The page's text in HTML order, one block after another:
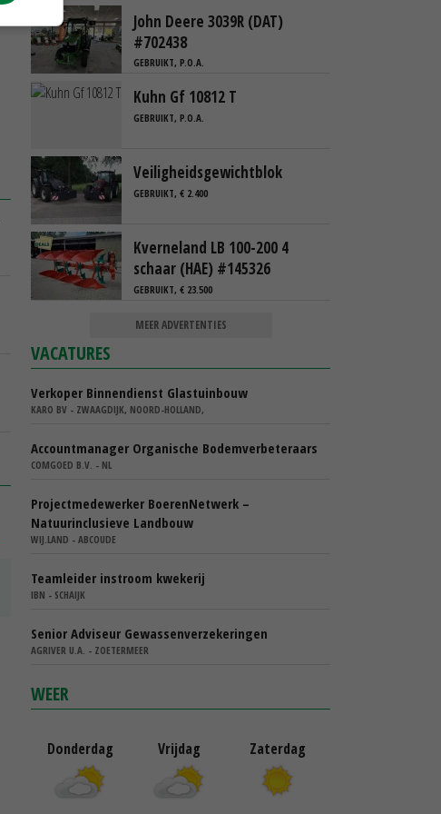
John Deere 3039R (DAT)
#702438
GEBRUIKT, P.O.A.
Kuhn Gf 10812 T
GEBRUIKT, P.O.A.
Veiligheidsgewichtblok
GEBRUIKT, € 2.400
Kverneland LB 100-200 4
schaar (HAE) #145326
GEBRUIKT, € 23.500
MEER ADVERTENTIES
VACATURES
Verkoper Binnendienst Glastuinbouw
KARO BV - ZWAAGDIJK, NOORD-HOLLAND,
Accountmanager Organische Bodemverbeteraars
COMGOED B.V. - NL
Projectmedewerker BoerenNetwerk –
Natuurinclusieve Landbouw
WIJ.LAND - ABCOUDE
Teamleider instroom kwekerij
IBN - SCHAIJK
Senior Adviseur Gewassenverzekeringen
AGRIVER U.A. - ZOETERMEER
WEER
Donderdag Vrijdag Zaterdag